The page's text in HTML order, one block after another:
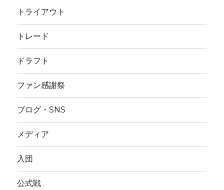
トライアウト
トレード
ドラフト
ファン感謝祭
ブログ・SNS
メディア
入団
公式戦